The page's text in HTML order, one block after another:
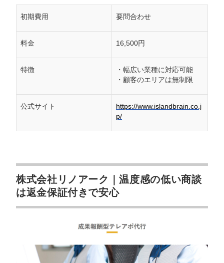
初期費用 要問合わせ
料金 16,500円
特徴
・幅広い業種に対応可能
・顧客のエリアは無制限
公式サイト
https://www.islandbrain.co.j
p/
株式会社リノアーク｜温度感の低い商談
は返金保証付きで安心